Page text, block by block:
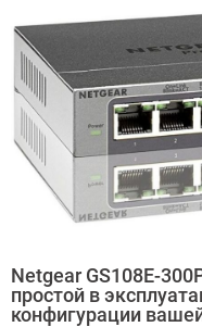
Netgear GS108E-
простой в
конфигурации